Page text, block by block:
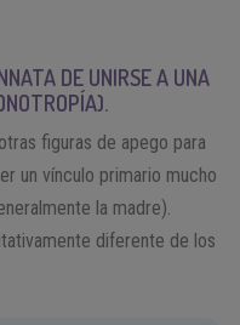
DE UNIRSE A UNA
figuras de apego para
un vínculo primario mucho
la madre).
diferente de los